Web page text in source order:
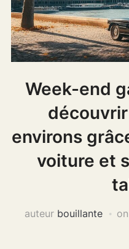
Week-end
environs
voiture et
auteur bouillante on